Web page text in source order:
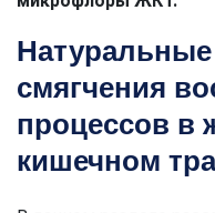
смягчения
процессов в
кишечном